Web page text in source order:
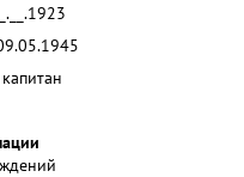
__.__.1923
капитан